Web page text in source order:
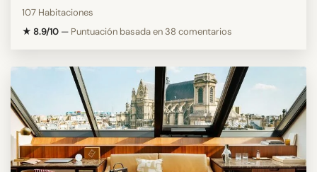
107 Habitaciones
★ 8.9/10 — Puntuación basada en 38 comentarios